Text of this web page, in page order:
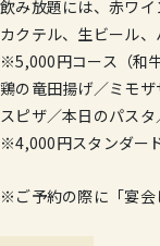
飲み放題には、赤ワイ
カクテル、生ビール、
※5,000円コース（和
鶏の竜田揚げ／ミモ
スピザ／本日のパスタ
※4,000円スタンダー
※ご予約の際に「宴会